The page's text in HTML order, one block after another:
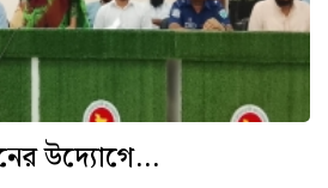
উদ্যোগে...